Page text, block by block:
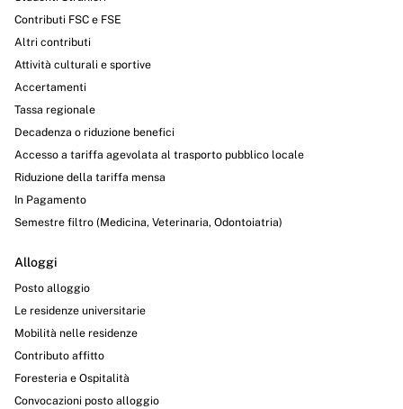
Contributi FSC e FSE
Altri contributi
Attività culturali e sportive
Accertamenti
Tassa regionale
Decadenza o riduzione benefici
Accesso a tariffa agevolata al trasporto pubblico locale
Riduzione della tariffa mensa
In Pagamento
Semestre filtro (Medicina, Veterinaria, Odontoiatria)
Alloggi
Posto alloggio
Le residenze universitarie
Mobilità nelle residenze
Contributo affitto
Foresteria e Ospitalità
Convocazioni posto alloggio